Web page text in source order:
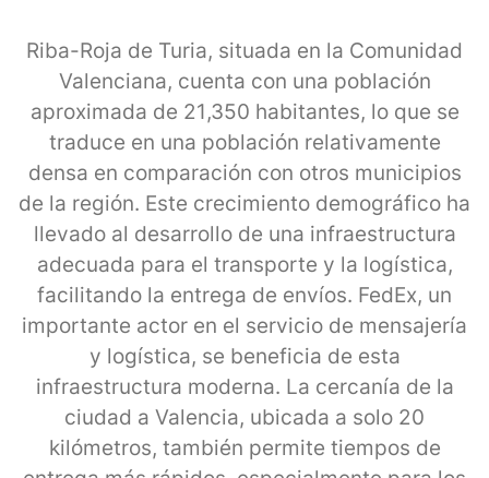
Riba-Roja de Turia, situada en la Comunidad
Valenciana, cuenta con una población
aproximada de 21,350 habitantes, lo que se
traduce en una población relativamente
densa en comparación con otros municipios
de la región. Este crecimiento demográfico ha
llevado al desarrollo de una infraestructura
adecuada para el transporte y la logística,
facilitando la entrega de envíos. FedEx, un
importante actor en el servicio de mensajería
y logística, se beneficia de esta
infraestructura moderna. La cercanía de la
ciudad a Valencia, ubicada a solo 20
kilómetros, también permite tiempos de